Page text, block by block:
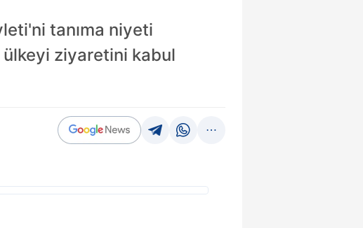
tanıma niyeti
ülkeyi ziyaretini kabul